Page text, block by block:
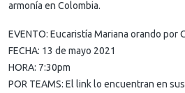
armonía en Colombia.
EVENTO: Eucaristía Mariana orando por
FECHA: 13 de mayo 2021
HORA: 7:30pm
POR TEAMS: El link lo encuentran en